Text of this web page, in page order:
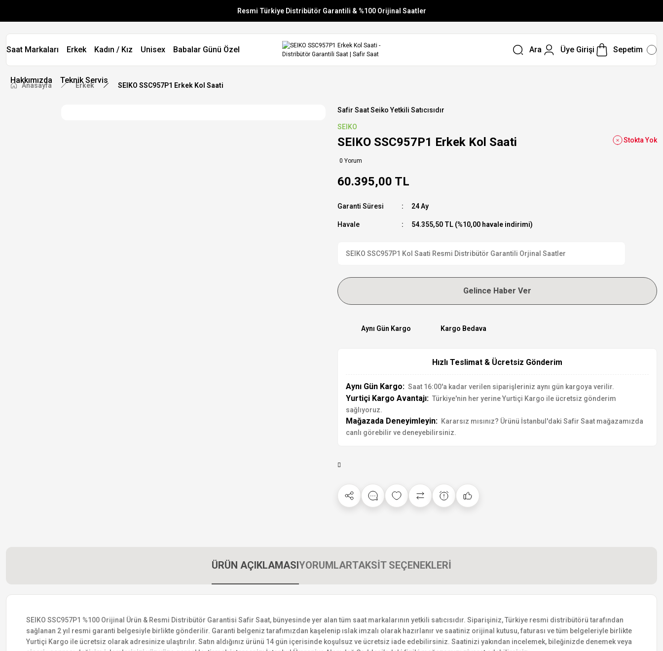
Resmi Türkiye Distribütör Garantili & %100 Orijinal Saatler
Vade Farksız 6 Taksit
Aynı Gün Stoktan Gönderim
Saat Markaları Erkek Kadın / Kız Unisex Babalar Günü Özel
Hakkımızda Teknik Servis
Ara Üye Girişi Sepetim
Anasayfa Erkek SEIKO SSC957P1 Erkek Kol Saati
Safir Saat Seiko Yetkili Satıcısıdır
SEIKO
SEIKO SSC957P1 Erkek Kol Saati
0 Yorum
Stokta Yok
60.395,00 TL
Garanti Süresi 24 Ay
Havale 54.355,50 TL (%10,00 havale indirimi)
SEIKO SSC957P1 Kol Saati Resmi Distribütör Garantili Orjinal Saatler
Gelince Haber Ver
Aynı Gün Kargo Kargo Bedava
Hızlı Teslimat & Ücretsiz Gönderim
Aynı Gün Kargo: Saat 16:00'a kadar verilen siparişleriniz aynı gün kargoya verilir.
Yurtiçi Kargo Avantajı: Türkiye'nin her yerine Yurtiçi Kargo ile ücretsiz gönderim
sağlıyoruz.
Mağazada Deneyimleyin: Kararsız mısınız? Ürünü İstanbul'daki Safir Saat mağazamızda
canlı görebilir ve deneyebilirsiniz.
ÜRÜN AÇIKLAMASIYORUMLARTAKSİT SEÇENEKLERİ
SEIKO SSC957P1 %100 Orijinal Ürün & Resmi Distribütör Garantisi Safir Saat, bünyesinde yer alan tüm saat markalarının yetkili satıcısıdır. Siparişiniz, Türkiye resmi distribütörü tarafından
sağlanan 2 yıl resmi garanti belgesiyle birlikte gönderilir. Garanti belgeniz tarafımızdan kaşelenip ıslak imzalı olarak hazırlanır ve saatiniz orijinal kutusu, faturası ve tüm belgeleriyle birlikte
Yurtiçi Kargo ile ücretsiz olarak adresinize ulaştırılır. Satın aldığınız ürünü 14 gün içerisinde koşulsuz ve ücretsiz iade edebilirsiniz. Saatinizi yakından incelemek, bileğinizde denemek veya